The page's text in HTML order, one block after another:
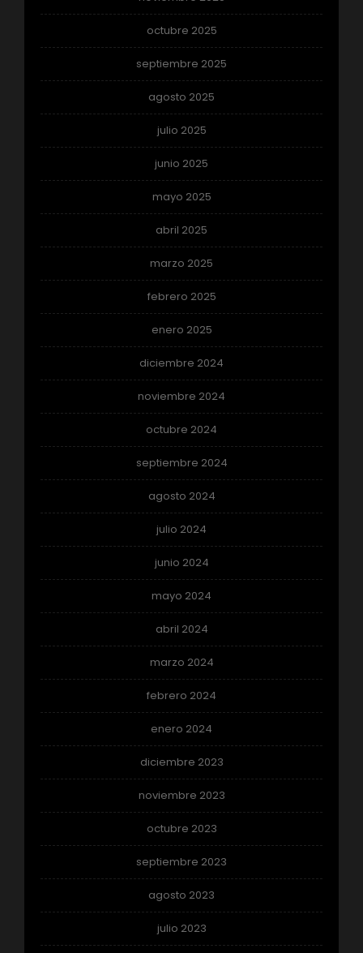
octubre 2025
septiembre 2025
agosto 2025
julio 2025
junio 2025
mayo 2025
abril 2025
marzo 2025
febrero 2025
enero 2025
diciembre 2024
noviembre 2024
octubre 2024
septiembre 2024
agosto 2024
julio 2024
junio 2024
mayo 2024
abril 2024
marzo 2024
febrero 2024
enero 2024
diciembre 2023
noviembre 2023
octubre 2023
septiembre 2023
agosto 2023
julio 2023